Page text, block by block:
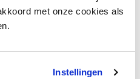
met onze cookies als
Instellingen